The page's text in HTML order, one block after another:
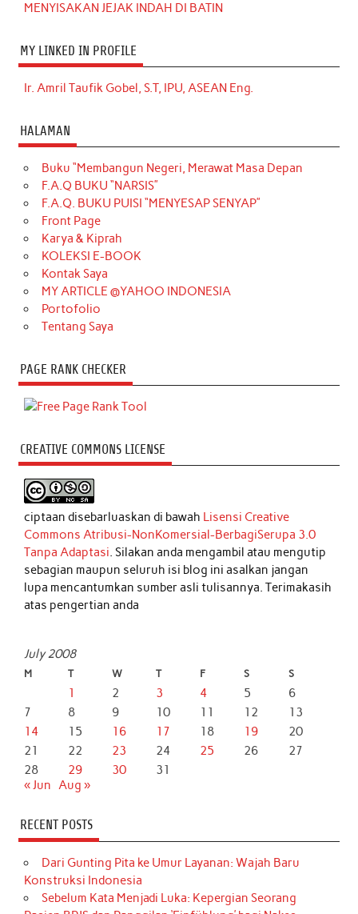
MENYISAKAN JEJAK INDAH DI BATIN
MY LINKED IN PROFILE
Ir. Amril Taufik Gobel, S.T, IPU, ASEAN Eng.
HALAMAN
Buku “Membangun Negeri, Merawat Masa Depan
F.A.Q BUKU “NARSIS”
F.A.Q. BUKU PUISI “MENYESAP SENYAP”
Front Page
Karya & Kiprah
KOLEKSI E-BOOK
Kontak Saya
MY ARTICLE @YAHOO INDONESIA
Portofolio
Tentang Saya
PAGE RANK CHECKER
CREATIVE COMMONS LICENSE
ciptaan disebarluaskan di bawah Lisensi Creative
Commons Atribusi-NonKomersial-BerbagiSerupa 3.0
Tanpa Adaptasi . Silakan anda mengambil atau mengutip
sebagian maupun seluruh isi blog ini asalkan jangan
lupa mencantumkan sumber asli tulisannya. Terimakasih
atas pengertian anda
July 2008
M T W T F S S
1 2 3 4 5
6
7
8 9 10 11 12
13
14
15 16 17 18 19
20
21
22 23 24 25 26
27
28
29 30
31
« Jun Aug »
RECENT POSTS
Dari Gunting Pita ke Umur Layanan: Wajah Baru
Konstruksi Indonesia
Sebelum Kata Menjadi Luka: Kepergian Seorang